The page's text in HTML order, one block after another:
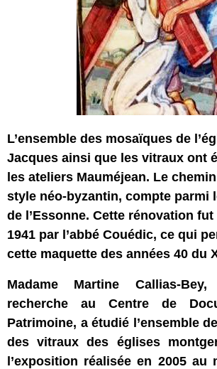
L’ensemble des mosaïques de
Jacques ainsi que les vitraux ont
les ateliers Mauméjean. Le
style néo-byzantin, compte parmi
de l’Essonne. Cette rénovation fut
1941 par l’abbé Couédic, ce qui
cette maquette des années 40 du
Madame Martine Callias-
recherche au Centre de
Patrimoine, a étudié l’ensemble
des vitraux des églises
l’exposition réalisée en 2005 au